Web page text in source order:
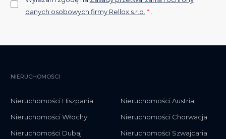
danych osobowych firmy Rellox s.r.o. *
NIERUCHOMOŚCI
Nieruchomości Hiszpania
Nieruchomości Włochy
Nieruchomości Dubaj
Nieruchomości Austria
Nieruchomości Chorwacja
Nieruchomości Szwajcaria